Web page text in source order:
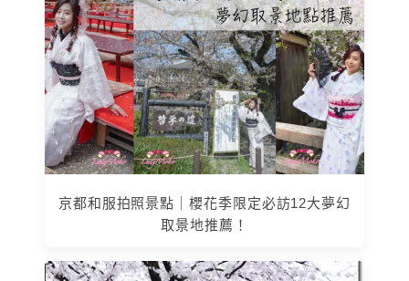
京都和服拍照景點｜櫻花季限定必訪12大夢幻
取景地推薦！